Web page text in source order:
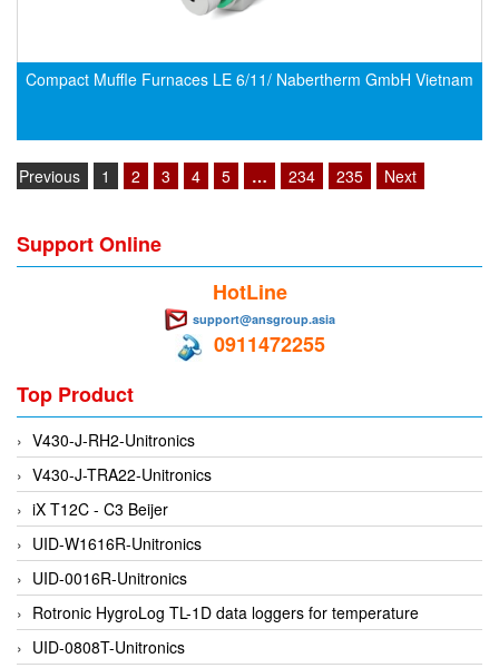
EMG
Emotron
Endress+Hauser
Enerdoor
Enerpac
Environmental Compliance Products
EPC
EPE Process Filters & Accumulators
Epro/Emerson
ERE WIRELESS
Erhardt-Leimer
Erhardt-Leimer
Erhardt-leimer
Compact Muffle Furnaces LE 6/11/ Nabertherm GmbH Vietnam
Previous 1 2 3 4 5 … 234 235 Next
Support Online
HotLine
support@ansgroup.asia
0911472255
Top Product
V430-J-RH2-Unitronics
V430-J-TRA22-Unitronics
iX T12C - C3 Beijer
UID-W1616R-Unitronics
UID-0016R-Unitronics
Rotronic HygroLog TL-1D data loggers for temperature
UID-0808T-Unitronics